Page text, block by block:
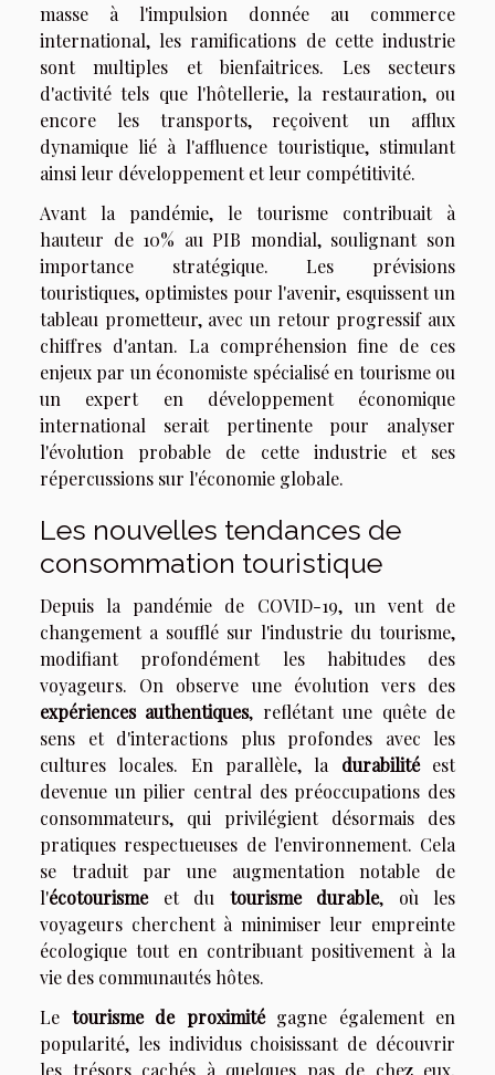
masse à l'impulsion donnée au commerce
international, les ramifications de cette industrie
sont multiples et bienfaitrices. Les secteurs
d'activité tels que l'hôtellerie, la restauration, ou
encore les transports, reçoivent un afflux
dynamique lié à l'affluence touristique, stimulant
ainsi leur développement et leur compétitivité.
Avant la pandémie, le tourisme contribuait à
hauteur de 10% au PIB mondial, soulignant son
importance stratégique. Les prévisions
touristiques, optimistes pour l'avenir, esquissent un
tableau prometteur, avec un retour progressif aux
chiffres d'antan. La compréhension fine de ces
enjeux par un économiste spécialisé en tourisme ou
un expert en développement économique
international serait pertinente pour analyser
l'évolution probable de cette industrie et ses
répercussions sur l'économie globale.
Les nouvelles tendances de
consommation touristique
Depuis la pandémie de COVID-19, un vent de
changement a soufflé sur l'industrie du tourisme,
modifiant profondément les habitudes des
voyageurs. On observe une évolution vers des
expériences authentiques, reflétant une quête de
sens et d'interactions plus profondes avec les
cultures locales. En parallèle, la durabilitéest
devenue un pilier central des préoccupations des
consommateurs, qui privilégient désormais des
pratiques respectueuses de l'environnement. Cela
se traduit par une augmentation notable de
l'écotourismeet du tourisme durable, où les
voyageurs cherchent à minimiser leur empreinte
écologique tout en contribuant positivement à la
vie des communautés hôtes.
Le tourisme de proximitégagne également en
popularité, les individus choisissant de découvrir
les trésors cachés à quelques pas de chez eux,